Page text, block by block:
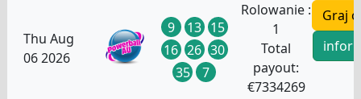
Thu Aug
06 2026
9 13 15
16 26 30
35
7
Rolowanie :
1
Total
payout:
€7334269
Graj